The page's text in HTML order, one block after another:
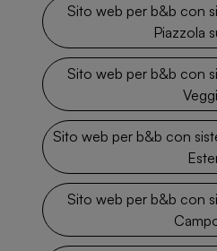
Sito web per b&b con
Piazzola
Sito web per b&b con
Sito web per b&b con
Sito web per b&b con